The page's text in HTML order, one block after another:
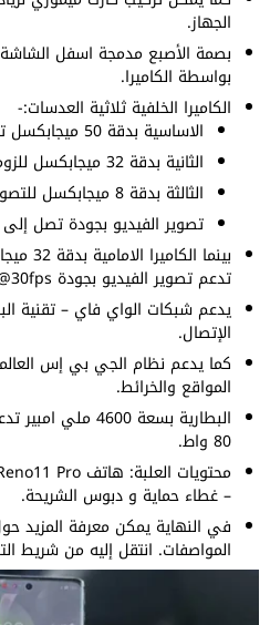
الجهاز.
بصمة الأصبع مدمجة اسفل
بواسطة الكاميرا.
الكاميرا الخلفية ثلاثية العدسات:-
الاساسية بدقة 50 ميجابكسل تدعم تركيز تلقائي ومثبت بصري.
الثانية بدقة 32 ميجابكسل للزوم 2X مع تركيز تلقائي.
الثالثة بدقة 8 ميجابكسل للتصوير بزاوية واسعة 112.
تصوير الفيديو بجودة تصل إلى 4K@30/60fps.
بينما
تدعم تصوير الفيديو بجودة 4K@30fps.
يدعم شبكات الواي فاي – تقنية
الإتصال.
كما يدعم نظام الجي بي إس
المواقع والخرائط.
البطارية بسعة
80 واط.
– غطاء حماية و دبوس الشريحة.
في النهاية يمكن معرفة المزيد
المواصفات. انتقل إليه من شريط